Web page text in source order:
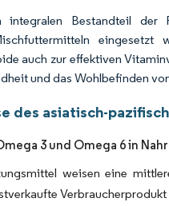
Bestandteil der
auch zur effektiven
und das Wohlbefinden
des asiatisch-
3 und Omega 6 in
weisen eine